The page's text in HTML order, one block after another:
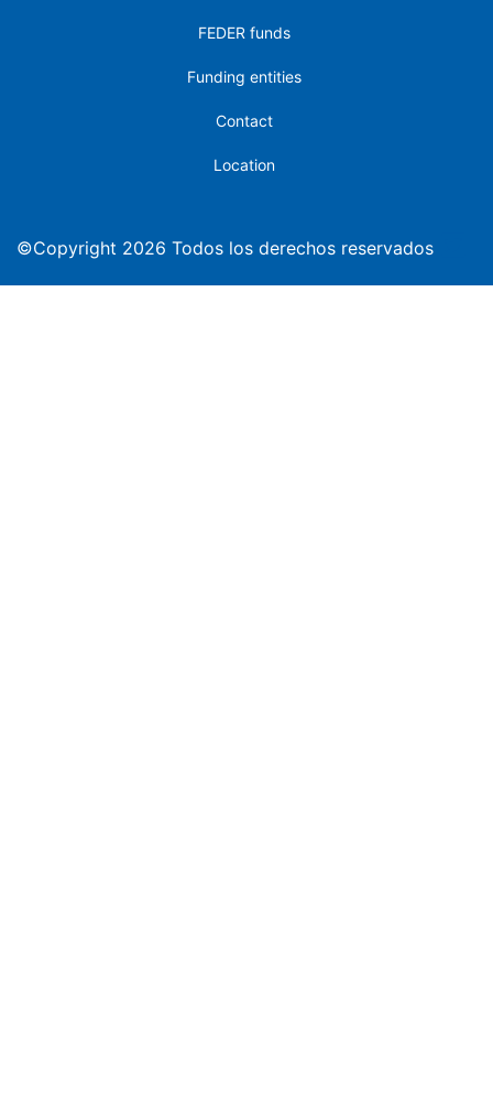
FEDER funds
Funding entities
Contact
Location
©Copyright 2026 Todos los derechos reservados